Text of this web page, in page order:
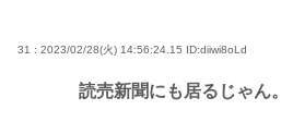
31 : 2023/02/28(火) 14:56:24.15 ID:diiwi8oLd
読売新聞にも居るじゃん。